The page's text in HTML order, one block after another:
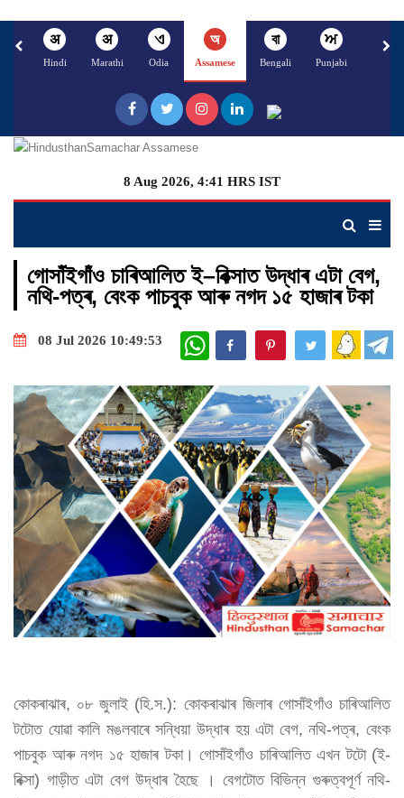
अ
Hindi
अ
Marathi
ଏ
Odia
অ
Assamese
বা
Bengali
ਅ
Punjabi
अ
8 Aug 2026, 4:41 HRS IST
গোসাঁইগাঁও চাৰিআলিত ই–ৰিক্সাত উদ্ধাৰ এটা বেগ,
নথি-পত্ৰ, বেংক পাচবুক আৰু নগদ ১৫ হাজাৰ টকা
08 Jul 2026 10:49:53 WhatsApp
কোকৰাঝাৰ, ০৮ জুলাই (হি.স.): কোকৰাঝাৰ জিলাৰ গোসাঁইগাঁও চাৰিআলিত
টটোত যোৱা কালি মঙলবাৰে সন্ধিয়া উদ্ধাৰ হয় এটা বেগ, নথি-পত্ৰ, বেংক
পাচবুক আৰু নগদ ১৫ হাজাৰ টকা। গোসাঁইগাঁও চাৰিআলিত এখন টটো (ই-
ৰিক্সা) গাড়ীত এটা বেগ উদ্ধাৰ হৈছে । বেগটোত বিভিন্ন গুৰুত্বপূৰ্ণ নথি-